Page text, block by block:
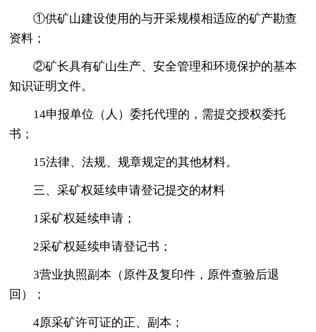
①供矿山建设使用的与开采规模相适应的矿产勘查
资料；
②矿长具有矿山生产、安全管理和环境保护的基本
知识证明文件。
14申报单位（人）委托代理的，需提交授权委托
书；
15法律、法规、规章规定的其他材料。
三、采矿权延续申请登记提交的材料
1采矿权延续申请；
2采矿权延续申请登记书；
3营业执照副本（原件及复印件，原件查验后退
回）；
4原采矿许可证的正、副本；